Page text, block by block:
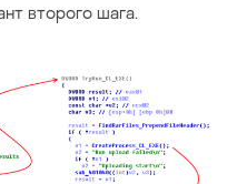
второго шага.